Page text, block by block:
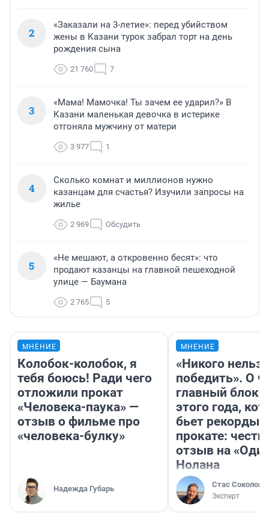
2
«Заказали на 3-летие»: перед убийством
жены в Казани турок забрал торт на день
рождения сына
21 760 7
3
«Мама! Мамочка! Ты зачем ее ударил?» В
Казани маленькая девочка в истерике
отгоняла мужчину от матери
3 977 1
4
Сколько комнат и миллионов нужно
казанцам для счастья? Изучили запросы на
жилье
2 969 Обсудить
5
«Не мешают, а откровенно бесят»: что
продают казанцы на главной пешеходной
улице — Баумана
2 765 5
МНЕНИЕ
Колобок-колобок, я
тебя боюсь! Ради чего
отложили прокат
«Человека-паука» —
отзыв о фильме про
«человека-булку»
Надежда Губарь
МНЕНИЕ
«Никого нельзя
победить». О
главный
этого года,
бьет рекорды в
прокате:
отзыв на
Нолана
Стас Соколов
Эксперт